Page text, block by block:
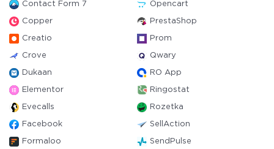
Contact Form 7 Opencart
Copper PrestaShop
Creatio Prom
Crove Qwary
Dukaan RO App
Elementor Ringostat
Evecalls Rozetka
Facebook SellAction
Formaloo SendPulse